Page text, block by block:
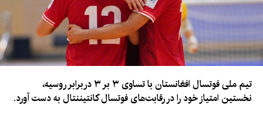
تیم ملی فوتسال افغانستان با تساوی ۳ بر ۳ دربرابر روسیه،
نخستین امتیاز خود را در رقابت‌های فوتسال کانتیننتال به دست آورد.